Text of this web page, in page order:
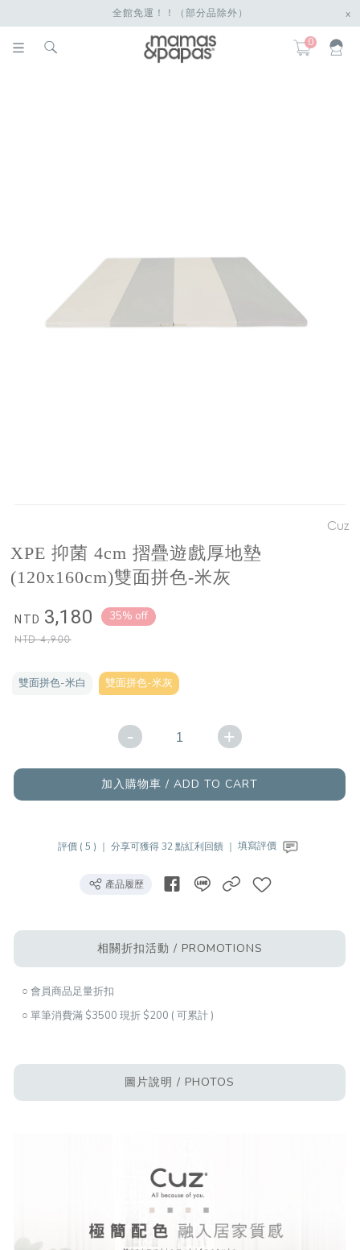
全館免運！！（部分品除外） x
0
Cuz
XPE 抑菌 4cm 摺疊遊戲厚地墊
(120x160cm)雙面拼色-米灰
NTD 3,180
NTD4,900
35% off
雙面拼色-米白 雙面拼色-米灰
- +
加入購物車 / ADD TO CART
評價 ( 5 ) ｜分享可獲得 32 點紅利回饋 ｜填寫評價
產品履歷
相關折扣活動 / PROMOTIONS
○ 會員商品足量折扣
○ 單筆消費滿 $3500 現折 $200 ( 可累計 )
圖片說明 / PHOTOS